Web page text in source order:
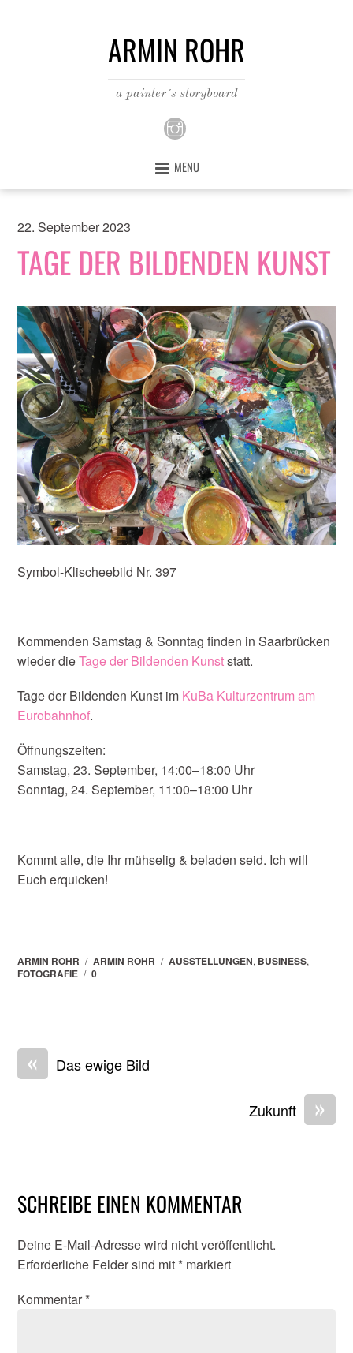
ARMIN ROHR
a painter´s storyboard
MENU
22. September 2023
TAGE DER BILDENDEN KUNST
Symbol-Klischeebild Nr. 397
Kommenden Samstag & Sonntag finden in Saarbrücken
wieder dieTage der Bildenden Kunststatt.
Tage der Bildenden Kunst im KuBa Kulturzentrum am
Eurobahnhof.
Öffnungszeiten:
Samstag, 23. September, 14:00–18:00 Uhr
Sonntag, 24. September, 11:00–18:00 Uhr
Kommt alle, die Ihr mühselig & beladen seid. Ich will
Euch erquicken!
ARMIN ROHR / ARMIN ROHR / AUSSTELLUNGEN, BUSINESS,
FOTOGRAFIE / 0
« Das ewige Bild
»
Zukunft
SCHREIBE EINEN KOMMENTAR
Deine E-Mail-Adresse wird nicht veröffentlicht.
Erforderliche Felder sind mit * markiert
Kommentar *